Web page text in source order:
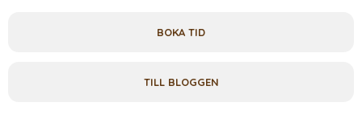
BOKA TID
TILL BLOGGEN